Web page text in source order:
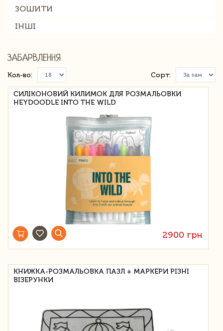
ЗОШИТИ
ІНШІ
ЗАБАРВЛЕННЯ
Кол-во: Сорт:
СИЛІКОНОВИЙ КИЛИМОК ДЛЯ РОЗМАЛЬОВКИ
HEYDOODLE INTO THE WILD
2900 грн
КНИЖКА-РОЗМАЛЬОВКА ПАЗЛ + МАРКЕРИ РІЗНІ
ВІЗЕРУНКИ